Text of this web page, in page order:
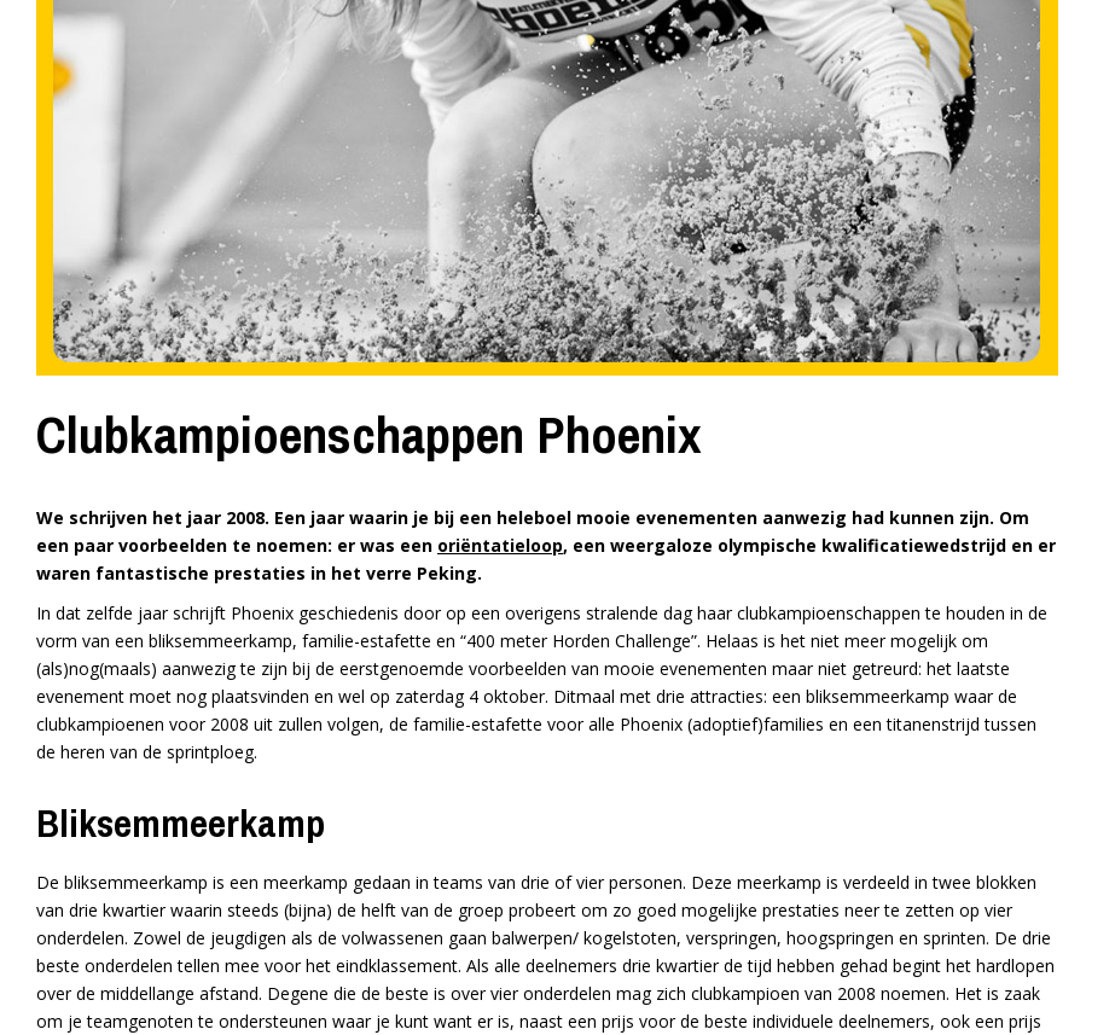
Clubkampioenschappen Phoenix
We schrijven het jaar 2008. Een jaar waarin je bij een heleboel mooie evenementen aanwezig had kunnen zijn. Om
een paar voorbeelden te noemen: er was een oriëntatieloop, een weergaloze olympische kwalificatiewedstrijd en er
waren fantastische prestaties in het verre Peking.
In dat zelfde jaar schrijft Phoenix geschiedenis door op een overigens stralende dag haar clubkampioenschappen te houden in de
vorm van een bliksemmeerkamp, familie-estafette en “400 meter Horden Challenge”. Helaas is het niet meer mogelijk om
(als)nog(maals) aanwezig te zijn bij de eerstgenoemde voorbeelden van mooie evenementen maar niet getreurd: het laatste
evenement moet nog plaatsvinden en wel op zaterdag 4 oktober. Ditmaal met drie attracties: een bliksemmeerkamp waar de
clubkampioenen voor 2008 uit zullen volgen, de familie-estafette voor alle Phoenix (adoptief)families en een titanenstrijd tussen
de heren van de sprintploeg.
Bliksemmeerkamp
De bliksemmeerkamp is een meerkamp gedaan in teams van drie of vier personen. Deze meerkamp is verdeeld in twee blokken
van drie kwartier waarin steeds (bijna) de helft van de groep probeert om zo goed mogelijke prestaties neer te zetten op vier
onderdelen. Zowel de jeugdigen als de volwassenen gaan balwerpen/ kogelstoten, verspringen, hoogspringen en sprinten. De drie
beste onderdelen tellen mee voor het eindklassement. Als alle deelnemers drie kwartier de tijd hebben gehad begint het hardlopen
over de middellange afstand. Degene die de beste is over vier onderdelen mag zich clubkampioen van 2008 noemen. Het is zaak
om je teamgenoten te ondersteunen waar je kunt want er is, naast een prijs voor de beste individuele deelnemers, ook een prijs